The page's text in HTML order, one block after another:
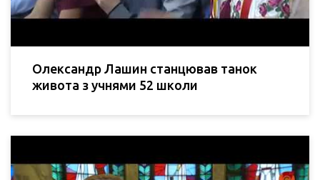
Олександр Лашин станцював танок
живота з учнями 52 школи